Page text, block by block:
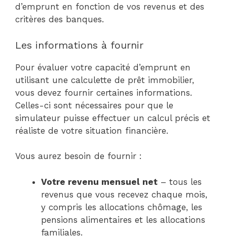
d’emprunt en fonction de vos revenus et des
critères des banques.
Les informations à fournir
Pour évaluer votre capacité d’emprunt en
utilisant une calculette de prêt immobilier,
vous devez fournir certaines informations.
Celles-ci sont nécessaires pour que le
simulateur puisse effectuer un calcul précis et
réaliste de votre situation financière.
Vous aurez besoin de fournir :
Votre revenu mensuel net – tous les
revenus que vous recevez chaque mois,
y compris les allocations chômage, les
pensions alimentaires et les allocations
familiales.